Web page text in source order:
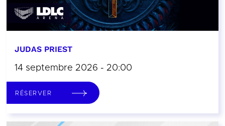
JUDAS PRIEST
14 septembre 2026 - 20:00
RÉSERVER